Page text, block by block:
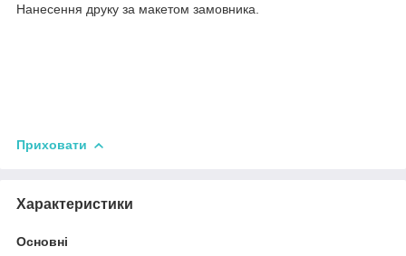
Нанесення друку за макетом замовника.
Приховати
Характеристики
Основні